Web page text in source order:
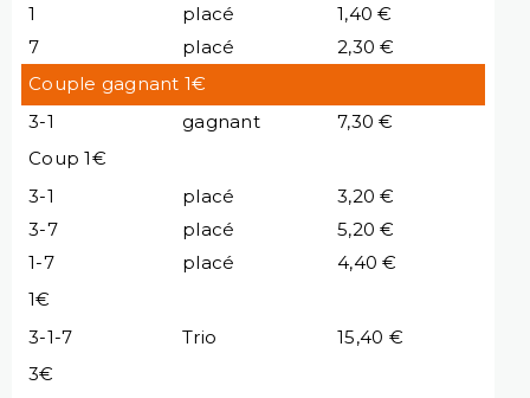
1
placé
1,40 €
7
placé
2,30 €
Couple gagnant 1€
3-1
gagnant
7,30 €
Coup 1€
3-1
placé
3,20 €
3-7
placé
5,20 €
1-7
placé
4,40 €
1€
3-1-7
Trio
15,40 €
3€